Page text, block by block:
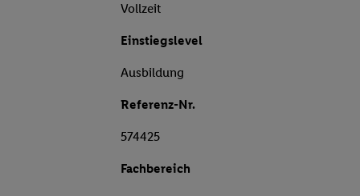
Vollzeit
Einstiegslevel
Ausbildung
Referenz-Nr.
574425
Fachbereich